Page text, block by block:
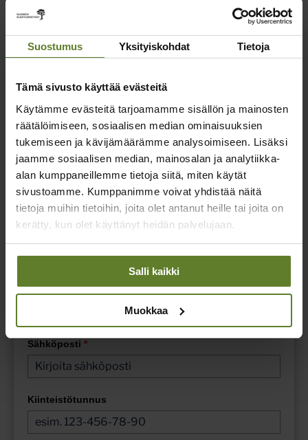
Suostumus Yksityiskohdat Tietoja
Tämä sivusto käyttää evästeitä
Käytämme evästeitä tarjoamamme sisällön ja mainosten
räätälöimiseen, sosiaalisen median ominaisuuksien
tukemiseen ja kävijämäärämme analysoimiseen. Lisäksi
jaamme sosiaalisen median, mainosalan ja analytiikka-
alan kumppaneillemme tietoja siitä, miten käytät
sivustoamme. Kumppanimme voivat yhdistää näitä
tietoja muihin tietoihin, joita olet antanut heille tai joita on
kerätty, kun olet käyttänyt heidän palvelujaan.
Salli kaikki
Muokkaa
mika.venho@sijoitusmetsat.fi
Jätä viesti oheisella palautelomakkeella, niin olemme sinuun
Minua kiinnostaa:*
Etunimi*
Sukunimi
Puhelin*
Sähköposti *
Kiinteistötunnus